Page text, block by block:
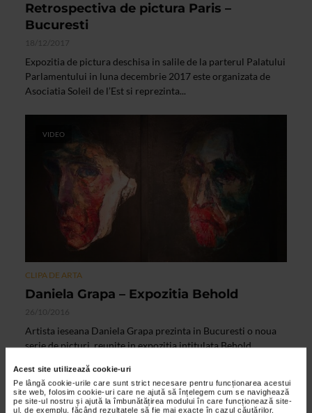
Acest site utilizează cookie-uri
Pe lângă cookie-urile care sunt strict necesare pentru funcționarea acestui
site web, folosim cookie-uri care ne ajută să înțelegem cum se navighează
pe site-ul nostru și ajută la îmbunătățirea modului în care funcționează site-
ul, de exemplu, făcând rezultatele să fie mai exacte în cazul căutărilor,
Retrospectiva de pictura Paris –
Bucuresti
18/12/2017
Expozitia de pictura deschisa in salile de la parterul Palatului
Parlamentului in luna decembrie 2017 este organizata de
Asociatia Soleil de l’Est si reprezinta...
VIDEO
CLIPA DE ARTA
Daniela Grapa – Expozitia Behold
26/10/2016
Artista ieseana Daniela Grapa prezinta in Bucuresti o noua
serie de picturi, reunite in expozitia intitulata Behold.